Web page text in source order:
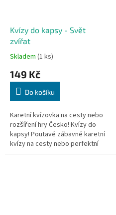
Kvízy do kapsy - Svět
zvířat
Skladem (1 ks)
149 Kč
Do košíku
Karetní kvízovka na cesty nebo
rozšíření hry Česko! Kvízy do
kapsy! Poutavé zábavné karetní
kvízy na cesty nebo perfektní
rozšíření základní verze hry